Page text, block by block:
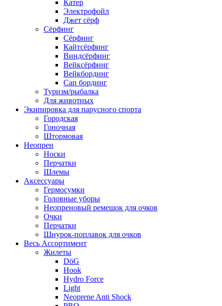
Катер
Электрофойл
Джет сёрф
Сёрфинг
Сёрфинг
Кайтсёрфинг
Виндсёрфинг
Вейксёрфинг
Вейкбординг
Сап бординг
Туризм/рыбалка
Для животных
Экипировка для парусного спорта
Городская
Гоночная
Штормовая
Неопрен
Носки
Перчатки
Шлемы
Аксессуары
Гермосумки
Головные уборы
Неопреновый ремешок для очков
Очки
Перчатки
Шнурок-поплавок для очков
Весь Ассортимент
Жилеты
DöG
Hook
Hydro Force
Light
Neoprene Anti Shock